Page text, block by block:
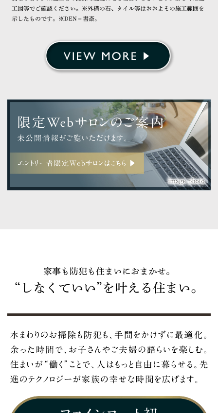
工図等でご確認ください。※外構の石、タイル等はおおよその施工範囲を
示したものです。※DEN＝書斎。
家事も防犯も住まいにおまかせ。
“しなくていい”を叶える住まい。